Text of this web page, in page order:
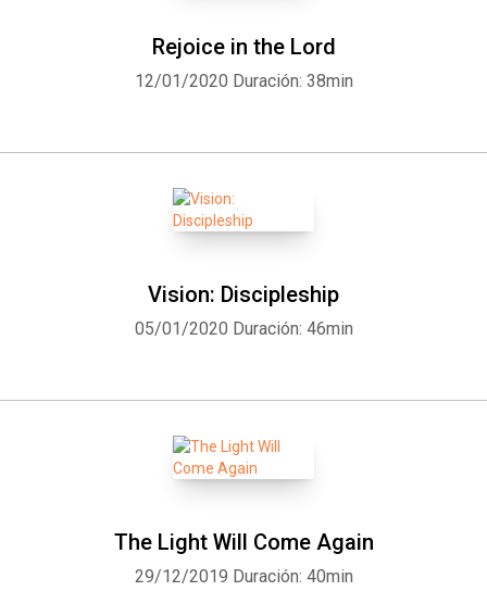
Rejoice in the Lord
12/01/2020 Duración: 38min
Vision: Discipleship
05/01/2020 Duración: 46min
The Light Will Come Again
29/12/2019 Duración: 40min